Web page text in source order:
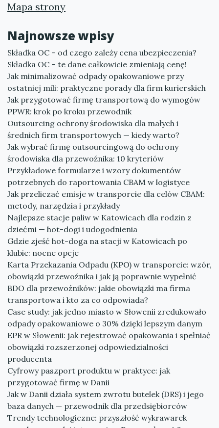
Mapa strony
Najnowsze wpisy
Składka OC – od czego zależy cena ubezpieczenia?
Składka OC – te dane całkowicie zmieniają cenę!
Jak minimalizować odpady opakowaniowe przy
ostatniej mili: praktyczne porady dla firm kurierskich
Jak przygotować firmę transportową do wymogów
PPWR: krok po kroku przewodnik
Outsourcing ochrony środowiska dla małych i
średnich firm transportowych — kiedy warto?
Jak wybrać firmę outsourcingową do ochrony
środowiska dla przewoźnika: 10 kryteriów
Przykładowe formularze i wzory dokumentów
potrzebnych do raportowania CBAM w logistyce
Jak przeliczać emisje w transporcie dla celów CBAM:
metody, narzędzia i przykłady
Najlepsze stacje paliw w Katowicach dla rodzin z
dziećmi — hot-dogi i udogodnienia
Gdzie zjeść hot-doga na stacji w Katowicach po
klubie: nocne opcje
Karta Przekazania Odpadu (KPO) w transporcie: wzór,
obowiązki przewoźnika i jak ją poprawnie wypełnić
BDO dla przewoźników: jakie obowiązki ma firma
transportowa i kto za co odpowiada?
Case study: jak jedno miasto w Słowenii zredukowało
odpady opakowaniowe o 30% dzięki lepszym danym
EPR w Słowenii: jak rejestrować opakowania i spełniać
obowiązki rozszerzonej odpowiedzialności
producenta
Cyfrowy paszport produktu w praktyce: jak
przygotować firmę w Danii
Jak w Danii działa system zwrotu butelek (DRS) i jego
baza danych — przewodnik dla przedsiębiorców
Trendy technologiczne: przyszłość wykrawarek